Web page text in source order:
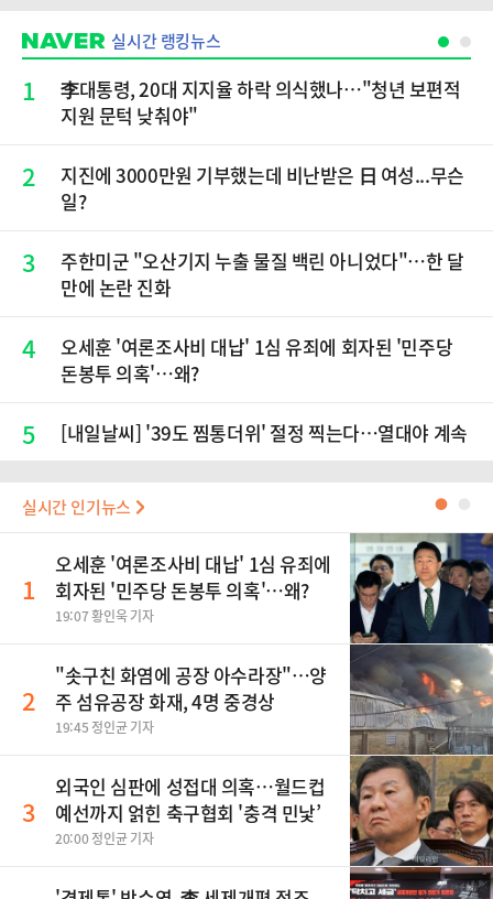
실시간 랭킹뉴스
1
李대통령, 20대 지지율 하락 의식했나…"청년 보편적
지원 문턱 낮춰야"
2
지진에 3000만원 기부했는데 비난받은 日 여성...무슨
일?
3
주한미군 "오산기지 누출 물질 백린 아니었다"…한 달
만에 논란 진화
4
오세훈 '여론조사비 대납' 1심 유죄에 회자된 '민주당
돈봉투 의혹'…왜?
5 [내일날씨] '39도 찜통더위' 절정 찍는다…열대야 계속
실시간 인기뉴스 ●
1
오세훈 '여론조사비 대납' 1심 유죄에
회자된 '민주당 돈봉투 의혹'…왜?
19:07 황인욱 기자
2
"솟구친 화염에 공장 아수라장"…양
주 섬유공장 화재, 4명 중경상
19:45 정인균 기자
3
외국인 심판에 성접대 의혹…월드컵
예선까지 얽힌 축구협회 '충격 민낯’
20:00 정인균 기자